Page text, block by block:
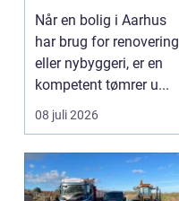
Når en bolig i Aarhus
har brug for renovering
eller nybyggeri, er en
kompetent tømrer u...
08 juli 2026